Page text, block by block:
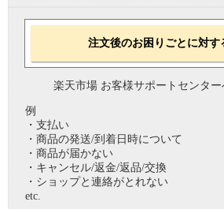
注文後のお困りごとに対す
楽天市場 お客様サポートセンター
例
・支払い
・商品の発送/到着日時について
・商品が届かない
・キャンセル/返金/返品/交換
・ショップと連絡がとれない
etc.